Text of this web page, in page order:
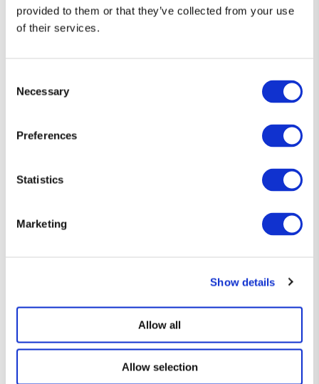
provided to them or that they’ve collected from your use
of their services.
Selection
Necessary
Preferences
Statistics
Marketing
Show details
Allow all
Allow selection
Diseños que hablan por ti 👕
Si eres de los que prefiere decirlo sin decir nada… esta es tu